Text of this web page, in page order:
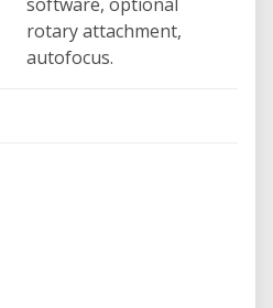
rotary attachment,
autofocus.